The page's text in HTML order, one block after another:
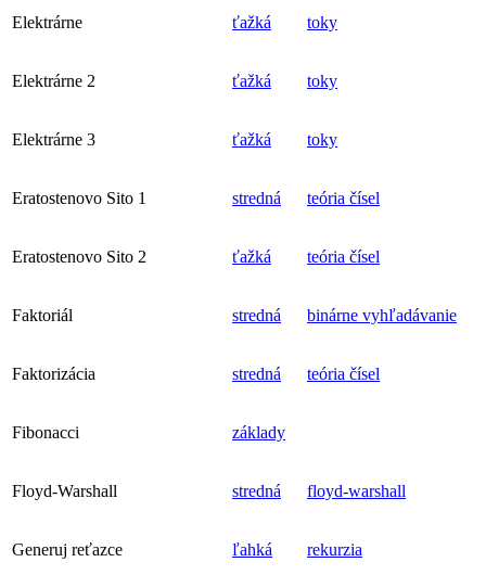
Elektrárne ťažká toky
Elektrárne 2 ťažká toky
Elektrárne 3 ťažká toky
Eratostenovo Sito 1 stredná teória čísel
Eratostenovo Sito 2 ťažká teória čísel
Faktoriál stredná binárne vyhľadávanie
Faktorizácia stredná teória čísel
Fibonacci základy
Floyd-Warshall stredná floyd-warshall
Generuj reťazce ľahká rekurzia